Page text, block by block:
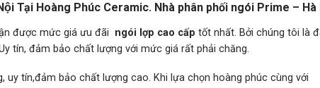
Tại Hoàng Phúc Ceramic. Nhà phân phối ngói Prime – Hà
được mức giá ưu đãi ngói lợp cao cấp tốt nhất. Bởi chúng tôi là
tín, đảm bảo chất lượng với mức giá rất phải chăng.
uy tín,đảm bảo chất lượng cao. Khi lựa chọn hoàng phúc cùng với